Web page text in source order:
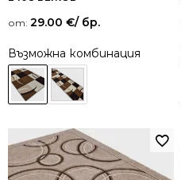
от: 29.00 €/ бр.
Възможна комбинация